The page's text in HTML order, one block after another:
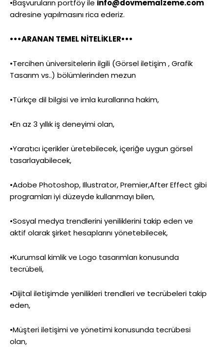
•Başvuruların portföy ile info@dovmemalzeme.com
adresine yapılmasını rica ederiz.
•••ARANAN TEMEL NİTELİKLER•••
•Tercihen üniversitelerin ilgili (Görsel iletişim , Grafik
Tasarım vs..) bölümlerinden mezun
•Türkçe dil bilgisi ve imla kurallarına hakim,
•En az 3 yıllık iş deneyimi olan,
•Yaratıcı içerikler üretebilecek, içeriğe uygun görsel
tasarlayabilecek,
•Adobe Photoshop, Illustrator, Premier,After Effect gibi
programları iyi düzeyde kullanmayı bilen,
•Sosyal medya trendlerini yeniliklerini takip eden ve
aktif olarak şirket hesaplarını yönetebilecek,
•Kurumsal kimlik ve Logo tasarımları konusunda
tecrübeli,
•Dijital iletişimde yenilikleri trendleri ve tecrübeleri takip
eden,
•Müşteri iletişimi ve yönetimi konusunda tecrübesi
olan,